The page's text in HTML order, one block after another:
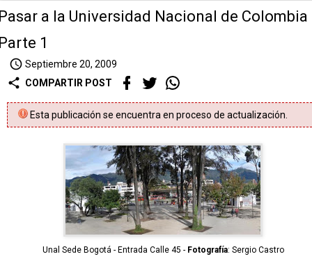
a la Universidad Nacional de Colombia
1
access_time Septiembre 20, 2009
share COMPARTIR POST
Esta publicación se encuentra en proceso de actualización.
Unal Sede Bogotá - Entrada Calle 45 - Fotografía: Sergio Castro